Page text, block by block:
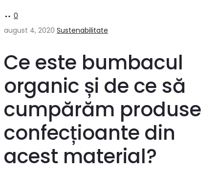
0
august 4, 2020 Sustenabilitate
Ce este bumbacul
organic și de ce să
cumpărăm produse
confecțioante din
acest material?